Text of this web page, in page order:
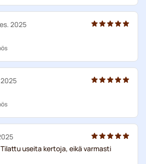
2025
useita kertoja, eikä varmasti